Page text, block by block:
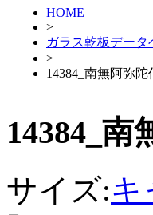
HOME
>
ガラス乾板データ
>
14384_南無阿弥
14384_南
サイズ:キ